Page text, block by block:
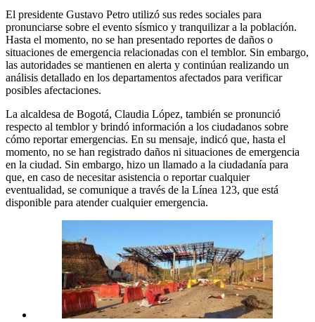
El presidente Gustavo Petro utilizó sus redes sociales para
pronunciarse sobre el evento sísmico y tranquilizar a la población.
Hasta el momento, no se han presentado reportes de daños o
situaciones de emergencia relacionadas con el temblor. Sin embargo,
las autoridades se mantienen en alerta y continúan realizando un
análisis detallado en los departamentos afectados para verificar
posibles afectaciones.
La alcaldesa de Bogotá, Claudia López, también se pronunció
respecto al temblor y brindó información a los ciudadanos sobre
cómo reportar emergencias. En su mensaje, indicó que, hasta el
momento, no se han registrado daños ni situaciones de emergencia
en la ciudad. Sin embargo, hizo un llamado a la ciudadanía para
que, en caso de necesitar asistencia o reportar cualquier
eventualidad, se comunique a través de la Línea 123, que está
disponible para atender cualquier emergencia.